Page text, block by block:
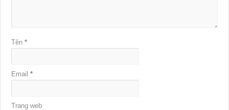
Tên*
Email*
Trang web